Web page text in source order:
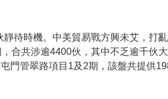
靜待時機。中美貿易戰方興未艾，打
合共涉逾4400伙，其中不乏逾千伙
門管翠路項目1及2期，該盤共提供